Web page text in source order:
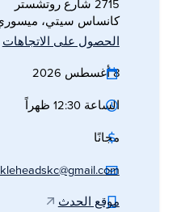
2715 شارع روتشستر
كانساس سيتي، ميسوري
الحصول على الاتجاهات
8 أغسطس 2026
الساعة 12:30 ظهراً
مجانًا
موقع الحدث